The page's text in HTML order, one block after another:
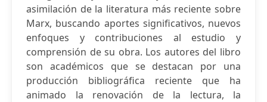
asimilación de la literatura más reciente sobre
Marx, buscando aportes significativos, nuevos
enfoques y contribuciones al estudio y
comprensión de su obra. Los autores del libro
son académicos que se destacan por una
producción bibliográfica reciente que ha
animado la renovación de la lectura, la